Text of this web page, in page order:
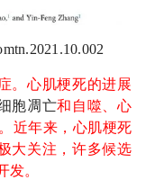
。心肌梗死的进展
胞凋亡和自噬、心
近年来，心肌梗死
大关注，许多候选
发。